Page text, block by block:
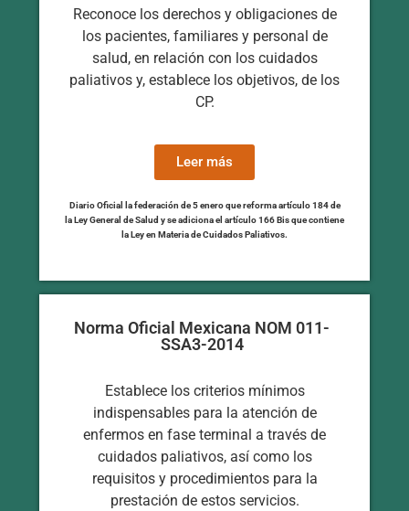
Reconoce los derechos y obligaciones de
los pacientes, familiares y personal de
salud, en relación con los cuidados
paliativos y, establece los objetivos, de los
CP.
Leer más
Diario Oficial la federación de 5 enero que reforma artículo 184 de
la Ley General de Salud y se adiciona el artículo 166 Bis que contiene
la Ley en Materia de Cuidados Paliativos.
Norma Oficial Mexicana NOM 011-
SSA3-2014
Establece los criterios mínimos
indispensables para la atención de
enfermos en fase terminal a través de
cuidados paliativos, así como los
requisitos y procedimientos para la
prestación de estos servicios.